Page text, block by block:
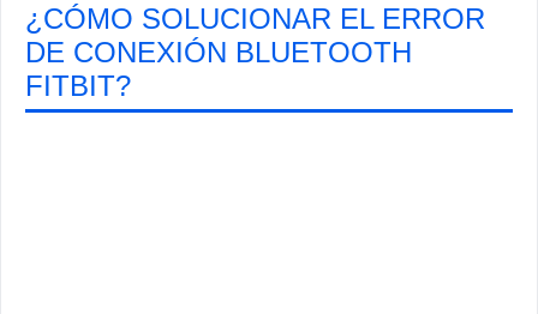
¿CÓMO SOLUCIONAR EL ERROR
DE CONEXIÓN BLUETOOTH
FITBIT?